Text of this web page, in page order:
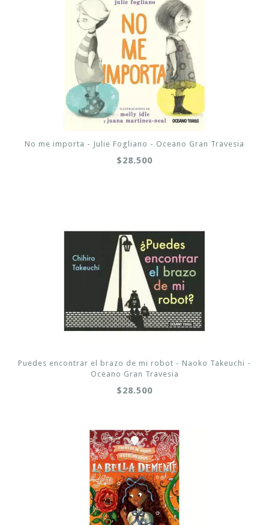
No me importa - Julie Fogliano - Oceano Gran Travesia
$28.500
Puedes encontrar el brazo de mi robot - Naoko Takeuchi -
Oceano Gran Travesia
$28.500